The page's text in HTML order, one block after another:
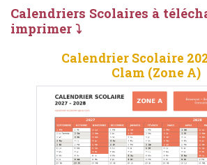
Calendriers Scolaires à
imprimer ⤵
Calendrier Scolaire
Clam (Zone A)